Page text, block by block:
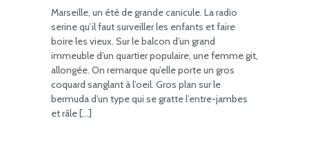
Marseille, un été de grande canicule. La radio
serine qu’il faut surveiller les enfants et faire
boire les vieux. Sur le balcon d’un grand
immeuble d’un quartier populaire, une femme git,
allongée. On remarque qu’elle porte un gros
coquard sanglant à l’oeil. Gros plan sur le
bermuda d’un type qui se gratte l’entre-jambes
et râle […]